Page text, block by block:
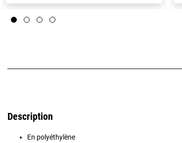
Description
En polyéthylène